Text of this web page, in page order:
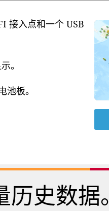
接入点和一个 USB
。
板。
史数据。